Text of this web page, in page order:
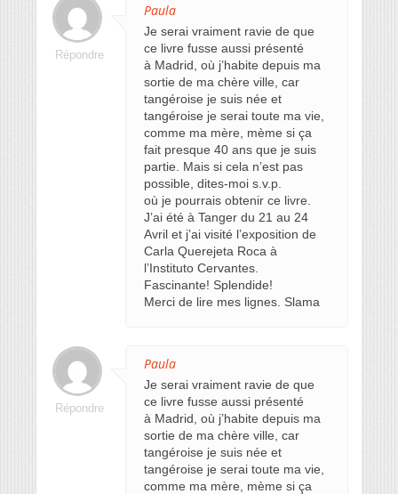
Paula
Je serai vraiment ravie de que
ce livre fusse aussi présenté
à Madrid, où j’habite depuis ma
sortie de ma chère ville, car
tangéroise je suis née et
tangéroise je serai toute ma vie,
comme ma mère, mème si ça
fait presque 40 ans que je suis
partie. Mais si cela n’est pas
possible, dites-moi s.v.p.
où je pourrais obtenir ce livre.
J’ai été à Tanger du 21 au 24
Avril et j’ai visité l’exposition de
Carla Querejeta Roca à
l’Instituto Cervantes.
Fascinante! Splendide!
Merci de lire mes lignes. Slama
Répondre
Paula
Je serai vraiment ravie de que
ce livre fusse aussi présenté
à Madrid, où j’habite depuis ma
sortie de ma chère ville, car
tangéroise je suis née et
tangéroise je serai toute ma vie,
comme ma mère, mème si ça
Répondre